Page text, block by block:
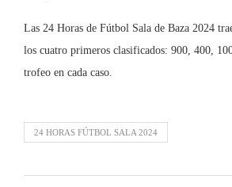
Las 24 Horas de Fútbol Sala de Baza 2024
los cuatro primeros clasificados: 900, 400,
trofeo en cada caso.
24 HORAS FÚTBOL SALA 2024